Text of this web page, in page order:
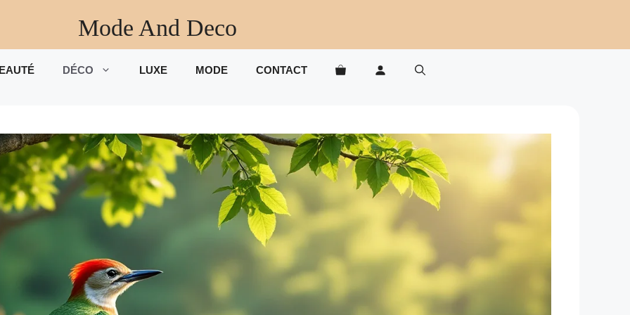
Mode And Deco
DÉCO LUXE MODE CONTACT